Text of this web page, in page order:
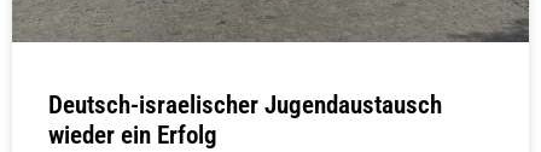
Deutsch-israelischer Jugendaustausch
wieder ein Erfolg